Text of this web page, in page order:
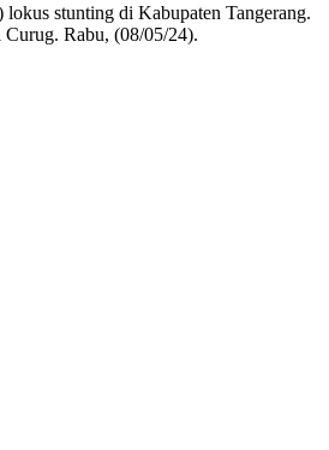
stunting di Kabupaten Tangerang.
Rabu, (08/05/24).